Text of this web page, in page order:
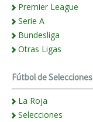
Premier League
Serie A
Bundesliga
Otras Ligas
Fútbol de Selecciones
La Roja
Selecciones